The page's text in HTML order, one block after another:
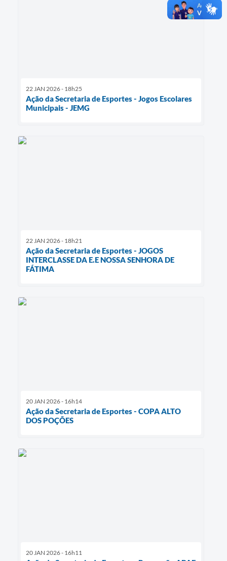
22 JAN 2026 - 18h25
Ação da Secretaria de Esportes - Jogos Escolares
Municipais - JEMG
22 JAN 2026 - 18h21
Ação da Secretaria de Esportes - JOGOS
INTERCLASSE DA E.E NOSSA SENHORA DE
FÁTIMA
20 JAN 2026 - 16h14
Ação da Secretaria de Esportes - COPA ALTO
DOS POÇÕES
20 JAN 2026 - 16h11